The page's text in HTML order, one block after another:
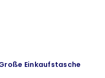
Einkaufstasche